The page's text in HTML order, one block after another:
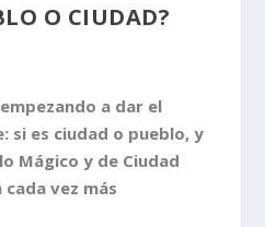
O CIUDAD?
a dar el
si es ciudad o pueblo, y
Mágico y de Ciudad
vez más